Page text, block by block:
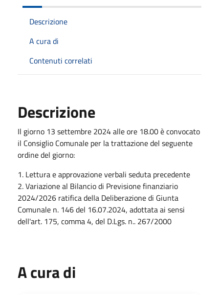
Descrizione
A cura di
Contenuti correlati
Descrizione
Il giorno 13 settembre 2024 alle ore 18.00 è convocato
il Consiglio Comunale per la trattazione del seguente
ordine del giorno:
1. Lettura e approvazione verbali seduta precedente
2. Variazione al Bilancio di Previsione finanziario
2024/2026 ratifica della Deliberazione di Giunta
Comunale n. 146 del 16.07.2024, adottata ai sensi
dell'art. 175, comma 4, del D.Lgs. n.. 267/2000
A cura di